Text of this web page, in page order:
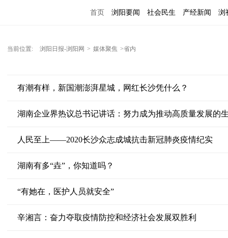
首页 浏阳要闻 社会民生 产经新闻 浏
当前位置: 浏阳日报-浏阳网 > 媒体聚焦 >省内
有潮有样，新国潮澎湃星城，网红长沙凭什么？
湖南企业界热议总书记讲话：努力成为推动高质量发展的
人民至上——2020长沙众志成城抗击新冠肺炎疫情纪实
湖南有多“垚”，你知道吗？
“有她在，医护人员就安全”
辛湘言：奋力夺取疫情防控和经济社会发展双胜利